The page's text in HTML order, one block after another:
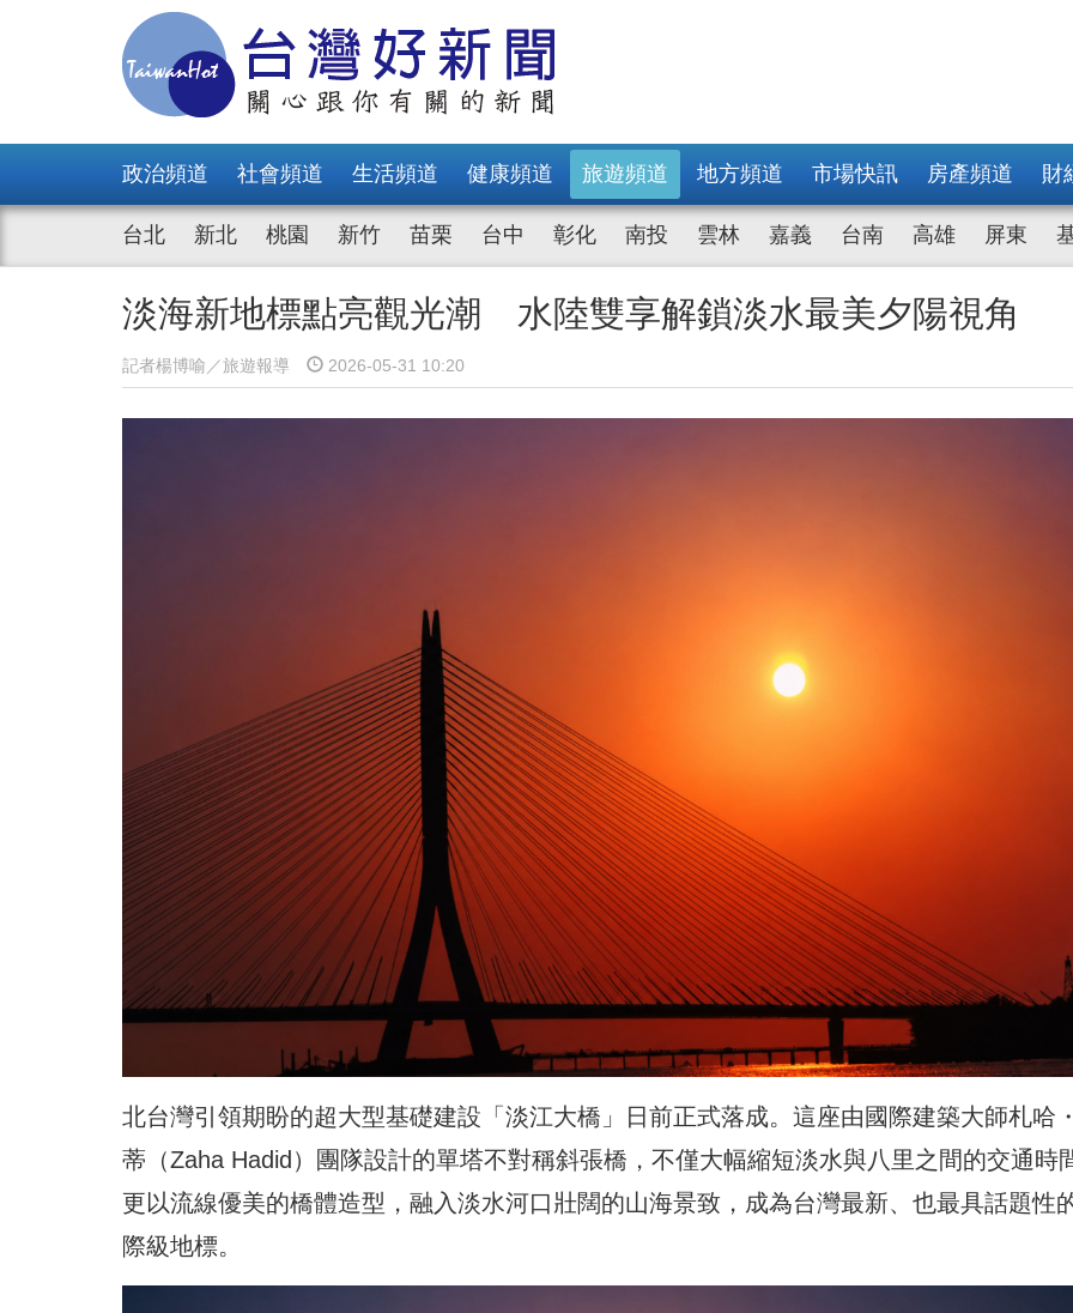
政治頻道 社會頻道 生活頻道 健康頻道 旅遊頻道 地方頻道 市場快訊 房產頻道 財
台北 新北 桃園 新竹 苗栗 台中 彰化 南投 雲林 嘉義 台南 高雄 屏東
淡海新地標點亮觀光潮 水陸雙享解鎖淡水最美夕陽視角
記者楊博喻／旅遊報導 2026-05-31 10:20
北台灣引領期盼的超大型基礎建設「淡江大橋」日前正式落成。這座由國際建築大師札哈
蒂（Zaha Hadid）團隊設計的單塔不對稱斜張橋，不僅大幅縮短淡水與八里之間的交通時
更以流線優美的橋體造型，融入淡水河口壯闊的山海景致，成為台灣最新、也最具話題性
際級地標。